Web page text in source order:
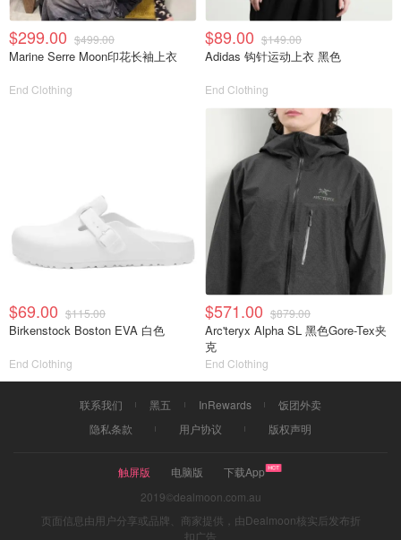
$299.00 $499.00
Marine Serre Moon印花长袖上衣
End Clothing
$89.00 $149.00
Adidas 钩针运动上衣 黑色
End Clothing
$69.00 $115.00
Birkenstock Boston EVA 白色
End Clothing
$571.00 $879.00
Arc'teryx Alpha SL 黑色Gore-Tex夹
克
End Clothing
联系我们 黑五 InRewards
饭团外卖
隐私条款
用户协议 版权声明
触屏版 电脑版
下载App
2019©dealmoon.com.au
页面信息由用户分享或品牌、商家提供，由Dealmoon核实后发布折
扣广告